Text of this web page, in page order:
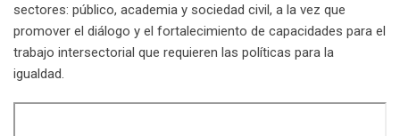
sectores: público, academia y sociedad civil, a la vez que
promover el diálogo y el fortalecimiento de capacidades para el
trabajo intersectorial que requieren las políticas para la
igualdad.